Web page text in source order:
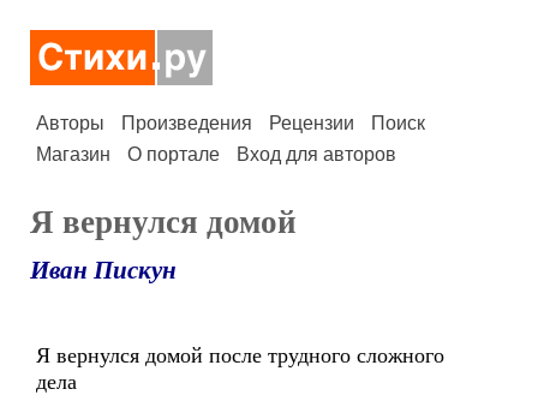
Авторы Произведения Рецензии
Поиск
Магазин
О портале Вход для авторов
Я вернулся домой
Иван Пискун
Я вернулся домой после трудного сложного
дела